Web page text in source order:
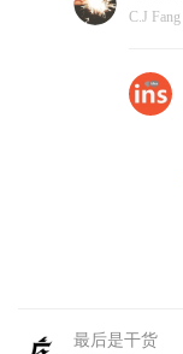
C.J Fang
最后是干货